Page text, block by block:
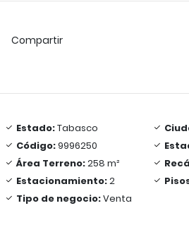
Compartir
Estado:Tabasco
Código:9996250
Área Terreno:258 m²
Estacionamiento:2
Tipo de negocio:Venta